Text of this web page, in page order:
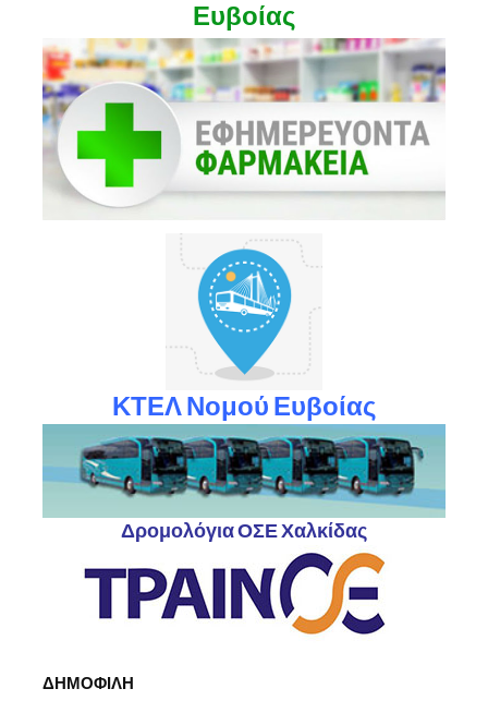
Ευβοίας
ΚΤΕΛ Νομού Ευβοίας
Δρομολόγια ΟΣΕ Χαλκίδας
ΔΗΜΟΦΙΛΗ